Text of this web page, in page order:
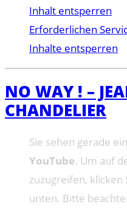
Inhalt entsperren
Erforderlichen
Inhalte entsperren
NO WAY ! –
CHANDELIER
Sie sehen gerade
YouTube. Um auf
zuzugreifen, klicken
unten. Bitte